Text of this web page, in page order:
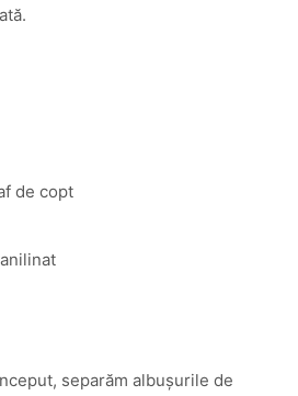
de copt
separăm albușurile de